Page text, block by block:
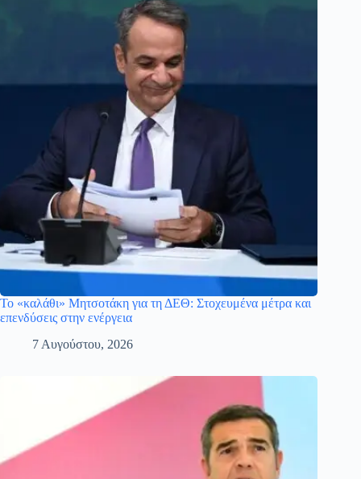
Το «καλάθι» Μητσοτάκη για τη ΔΕΘ: Στοχευμένα μέτρα και
επενδύσεις στην ενέργεια
7 Αυγούστου, 2026